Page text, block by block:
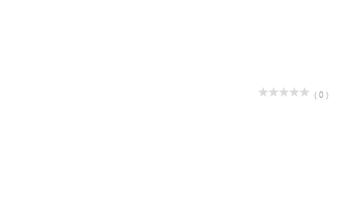
( 0 )